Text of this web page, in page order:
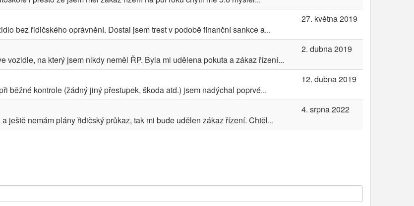
bez řidičského oprávnění. Dostal jsem trest v podobě finanční sankce a...
27. května 2019
vozidle, na který jsem nikdy neměl ŘP. Byla mi udělena pokuta a zákaz řízení...
2. dubna 2019
běžné kontrole (žádný jiný přestupek, škoda atd.) jsem nadýchal poprvé...
12. dubna 2019
ještě nemám plány řidičský průkaz, tak mi bude udělen zákaz řízení. Chtěl...
4. srpna 2022